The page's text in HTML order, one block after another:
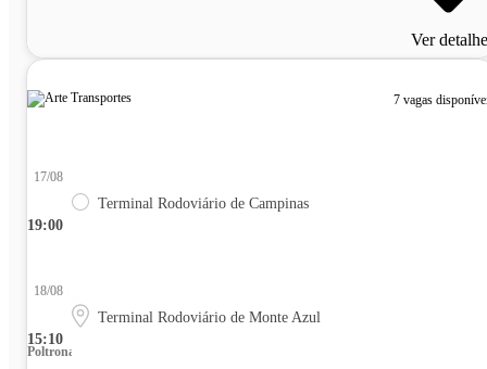
Ver
7 vagas
19:00
17/08
Terminal Rodoviário de Campinas
15:10
18/08
Terminal Rodoviário de Monte Azul
Poltrona